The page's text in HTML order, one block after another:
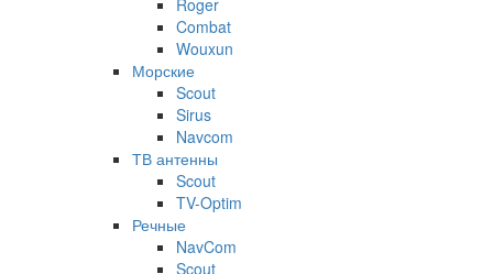
Combat
Wouxun
Морские
Scout
Sirus
Navcom
ТВ антенны
Scout
TV-Optim
Речные
NavCom
Scout